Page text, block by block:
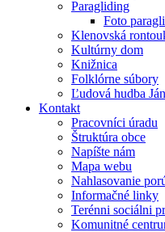
Paragliding
Foto
Klenovská
Kultúrny dom
Knižnica
Folklórne súbory
Ľudová hudba
Kontakt
Pracovníci úradu
Štruktúra obce
Napíšte nám
Mapa webu
Nahlasovanie
Informačné linky
Terénni sociálni
Komunitné